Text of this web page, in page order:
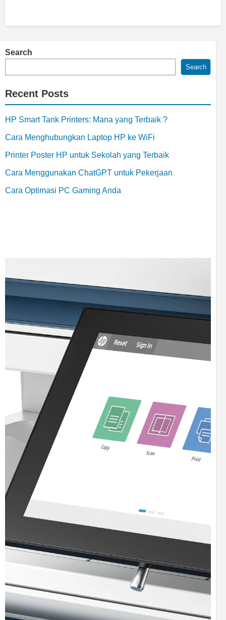
Search
Search
Recent Posts
HP Smart Tank Printers: Mana yang Terbaik ?
Cara Menghubungkan Laptop HP ke WiFi
Printer Poster HP untuk Sekolah yang Terbaik
Cara Menggunakan ChatGPT untuk Pekerjaan
Cara Optimasi PC Gaming Anda